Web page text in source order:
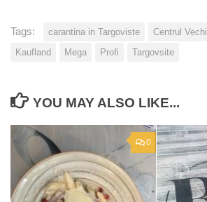
Tags: carantina in Targoviste Centrul Vechi
Kaufland
Mega Profi Targovsite
YOU MAY ALSO LIKE...
0